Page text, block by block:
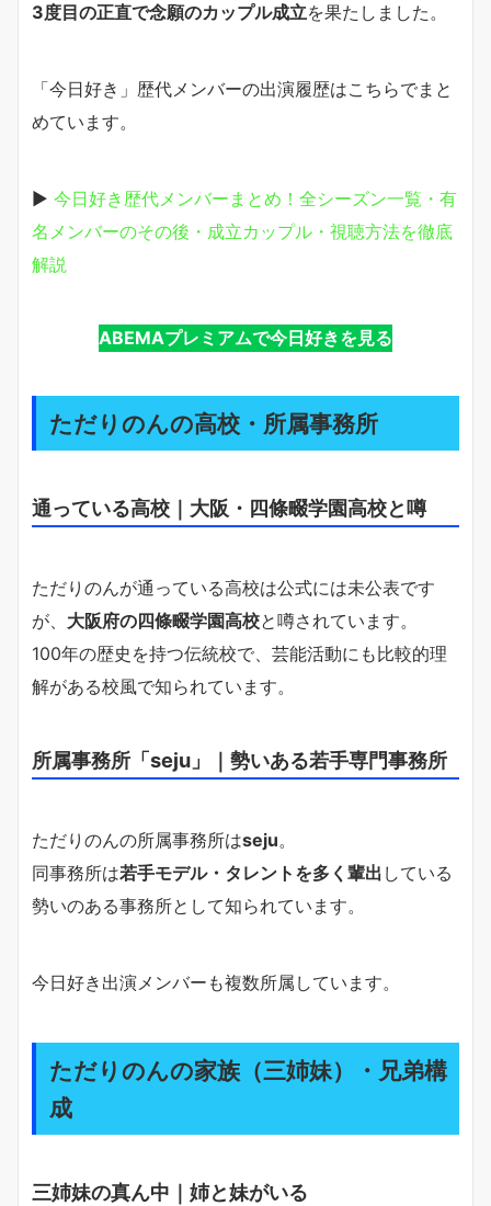
3度目の正直で念願のカップル成立を果たしました。
「今日好き」歴代メンバーの出演履歴はこちらでまと
めています。
▶ 今日好き歴代メンバーまとめ！全シーズン一覧・有
名メンバーのその後・成立カップル・視聴方法を徹底
解説
ABEMAプレミアムで今日好きを見る
ただりのんの高校・所属事務所
通っている高校｜大阪・四條畷学園高校と噂
ただりのんが通っている高校は公式には未公表です
が、 大阪府の四條畷学園高校と噂されています。
100年の歴史を持つ伝統校で、芸能活動にも比較的理
解がある校風で知られています。
所属事務所「seju」｜勢いある若手専門事務所
ただりのんの所属事務所はseju。
同事務所は若手モデル・タレントを多く輩出 している
勢いのある事務所として知られています。
今日好き出演メンバーも複数所属しています。
ただりのんの家族（三姉妹）・兄弟構
成
三姉妹の真ん中｜姉と妹がいる